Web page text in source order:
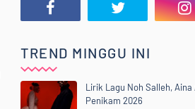
TREND MINGGU INI
Lirik Lagu Noh Salleh, Aina
Penikam 2026